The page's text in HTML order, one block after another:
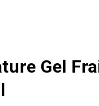
Gel